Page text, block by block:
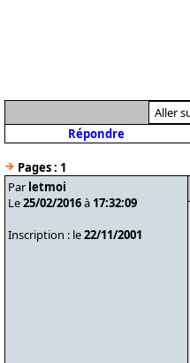
Répondre
Pages : 1
Par letmoi
Le25/02/2016à 17:32:09
Inscription : le22/11/2001